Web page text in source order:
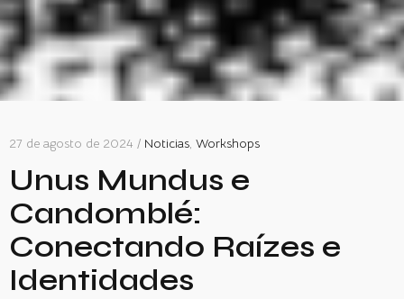
27 de agosto de 2024 / Noticias, Workshops
Unus Mundus e
Candomblé:
Conectando Raízes e
Identidades